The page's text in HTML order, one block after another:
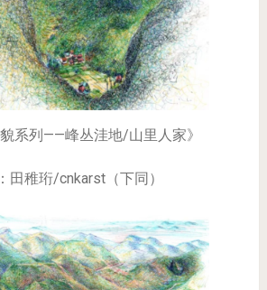
貌系列——峰丛洼地/山里人家》
田稚珩/cnkarst（下同）